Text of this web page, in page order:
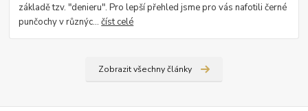
základě tzv. "denieru". Pro lepší přehled jsme pro vás nafotili černé
punčochy v různýc...číst celé
Zobrazit všechny články